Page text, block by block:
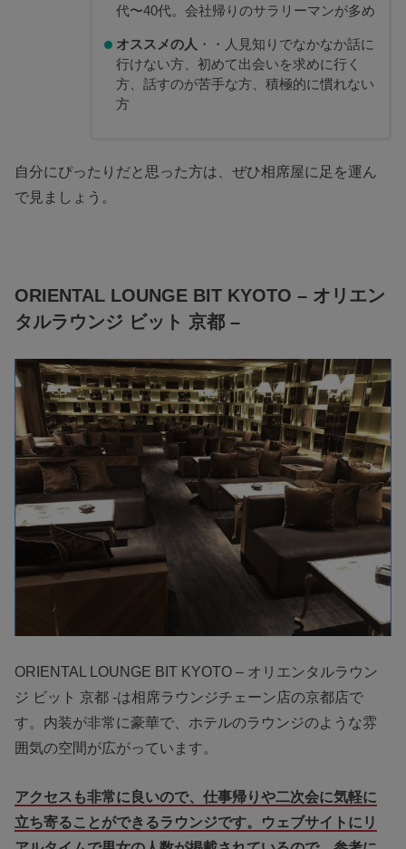
代〜40代。会社帰りのサラリーマンが多め
オススメの人 ・・人見知りでなかなか話に
行けない方、初めて出会いを求めに行く
方、話すのが苦手な方、積極的に慣れない
方
自分にぴったりだと思った方は、ぜひ相席屋に足を運ん
で見ましょう。
ORIENTAL LOUNGE BIT KYOTO – オリエン
タルラウンジ ビット 京都 –
ORIENTAL LOUNGE BIT KYOTO – オリエンタルラウン
ジ ビット 京都 -は相席ラウンジチェーン店の京都店で
す。内装が非常に豪華で、ホテルのラウンジのような雰
囲気の空間が広がっています。
アクセスも非常に良いので、仕事帰りや二次会に気軽に
立ち寄ることができるラウンジです。ウェブサイトにリ